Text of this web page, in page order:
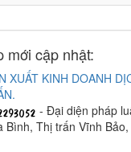
mới cập nhật:
XUẤT KINH DOANH
- Đại diện pháp
Bình, Thị trấn Vĩnh